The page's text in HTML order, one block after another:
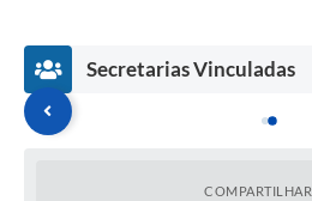
Secretarias Vinculadas
COMPARTILHAR